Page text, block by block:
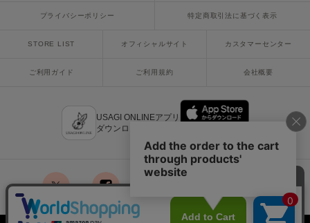
サンリオハウス
セサミストリートマーケット
SHAKA
シャカ
プライバシーポリシー 特定商取引法に基づく表示
STORE LIST オフィシャルサイト カスタマーセンター
ご利用ガイド ご利用規約 会社概要
USAGI ONLINEアプリ
ダウンロードはこちら
x facebook LINE mail